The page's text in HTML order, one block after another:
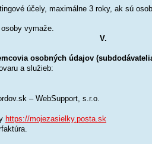
účely, maximálne 3 roky, ak sú
vymaže.
V.
osobných údajov
a služieb:
– WebSupport, s.r.o.
https://mojezasielky.posta.sk